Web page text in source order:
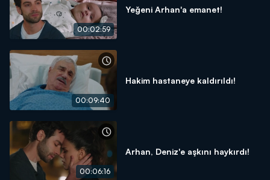
00:02:59
Yeğeni Arhan'a emanet!
00:09:40
Hakim hastaneye kaldırıldı!
00:06:16
Arhan, Deniz'e aşkını haykırdı!